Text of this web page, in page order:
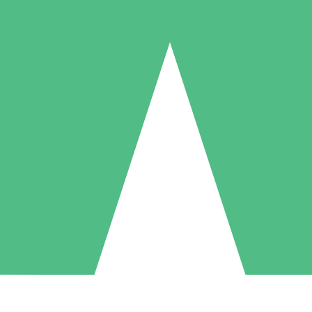
Packs de Crédits Individuels
à l'utilisation avec des crédits de téléchargement. Sans engagement
5 Téléchargements
US$